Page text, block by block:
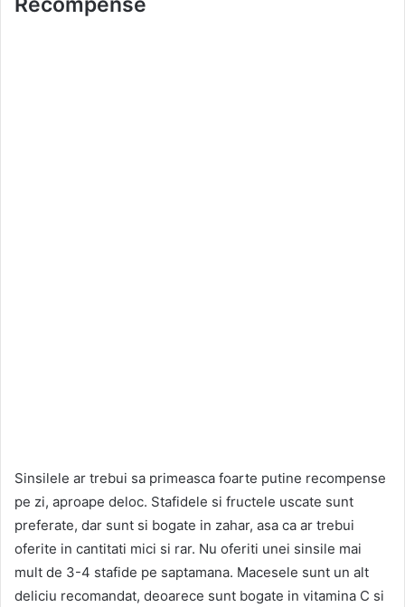
Sinsilele ar trebui sa primeasca foarte putine recompense
pe zi, aproape deloc. Stafidele si fructele uscate sunt
preferate, dar sunt si bogate in zahar, asa ca ar trebui
oferite in cantitati mici si rar. Nu oferiti unei sinsile mai
mult de 3-4 stafide pe saptamana. Macesele sunt un alt
deliciu recomandat, deoarece sunt bogate in vitamina C si